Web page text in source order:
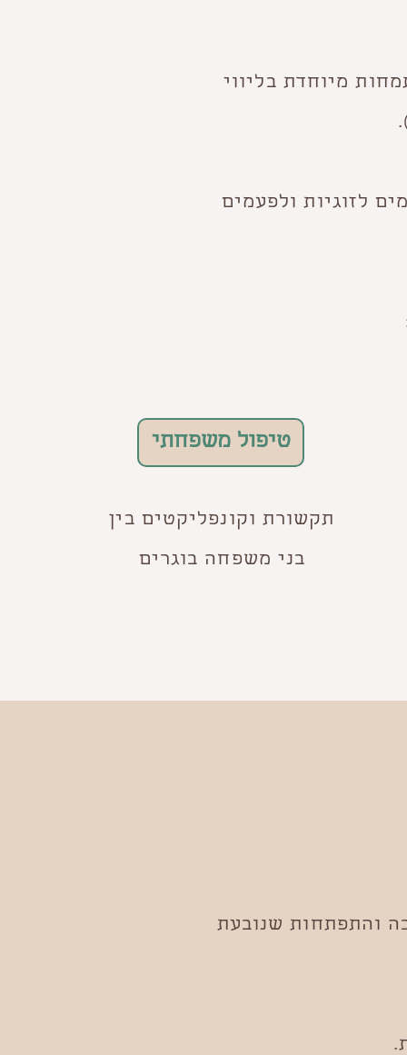
מיוחדת בליווי
לזוגיות ולפעמים
טיפול משפחתי
תקשורת וקונפליקטים בין
בני משפחה בוגרים
והתפתחות שנובעת